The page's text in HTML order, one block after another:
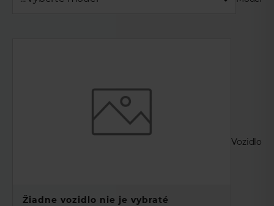
Žiadne vozidlo nie je vybraté
Vozidlo